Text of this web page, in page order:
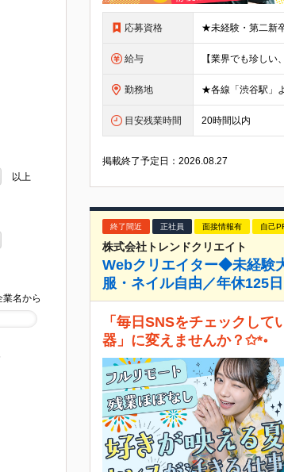
以上
業名から
応募資格
給与
勤務地
目安残業時間 20時間以内
掲載終了予定日：2026.08.27
終了間近 正社員 面接情報有 自己
株式会社トレンドクリエイト
Webクリエイター◆未経験
服・ネイル自由／年休125日
「毎日SNSをチェックし
器」に変えませんか？✩*॰